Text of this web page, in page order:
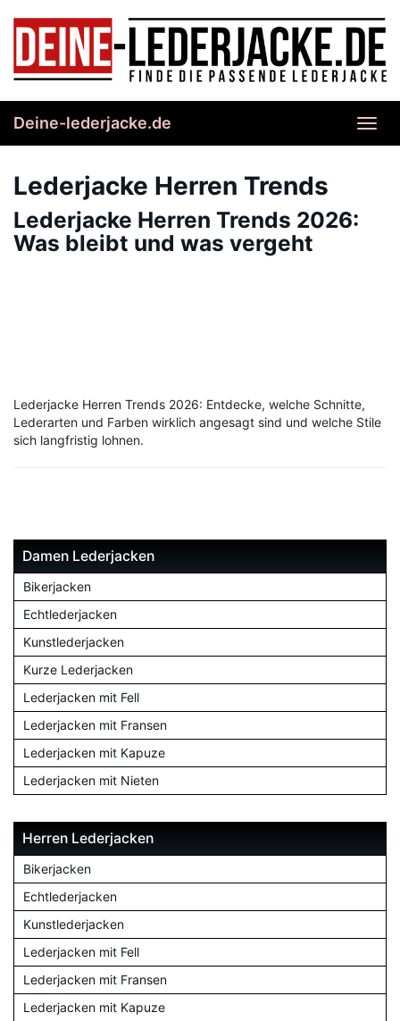
content
Deine-lederjacke.de
Lederjacke Herren Trends
Lederjacke Herren Trends 2026:
Was bleibt und was vergeht
Lederjacke Herren Trends 2026: Entdecke, welche Schnitte,
Lederarten und Farben wirklich angesagt sind und welche Stile
sich langfristig lohnen.
Damen Lederjacken
Bikerjacken
Echtlederjacken
Kunstlederjacken
Kurze Lederjacken
Lederjacken mit Fell
Lederjacken mit Fransen
Lederjacken mit Kapuze
Lederjacken mit Nieten
Herren Lederjacken
Bikerjacken
Echtlederjacken
Kunstlederjacken
Lederjacken mit Fell
Lederjacken mit Fransen
Lederjacken mit Kapuze